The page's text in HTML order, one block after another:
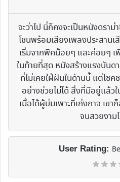
จะว่าไป นี่ก็คงจะเป็นหนังดรา
โชนพร้อมเสียงเพลงประสาน
เริ่มจากพีคน้อยๆ และค่อยๆ
ในท้ายที่สุด หนังสร้างแรงบันด
ที่ไม่เคยใฝ่ฝันในด้านนี้ แต่โชค
อย่างช่วยไม่ได้ สิ่งที่มีอยู่แล้วใ
เมื่อได้ผู้บ่มเพาะที่เก่งกาจ เข
จนสวยงาม
User Rating: